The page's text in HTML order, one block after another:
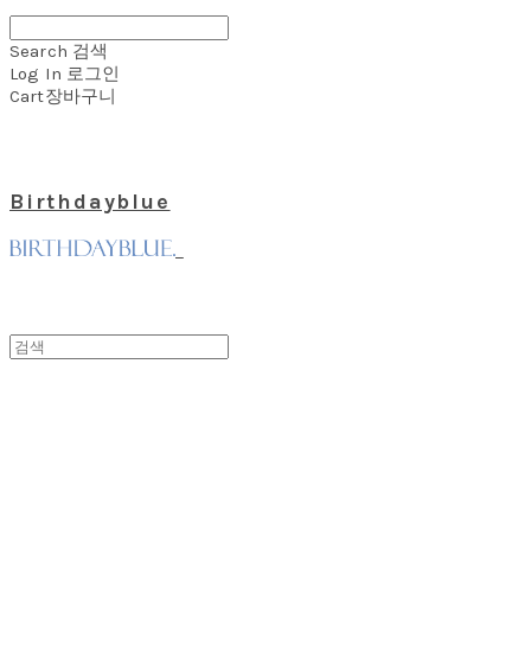
Search 검색
Log In 로그인
Cart장바구니
Birthdayblue